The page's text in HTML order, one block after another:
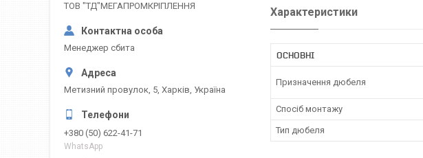
Характеристики
ОСНОВНІ
Призначення дюбеля
Спосіб монтажу
Тип дюбеля
ТОВ "ТД"МЕГАПРОМКРІПЛЕННЯ
Менеджер сбита
Метизний провулок, 5, Харків, Україна
+380 (50) 622-41-71
WhatsApp